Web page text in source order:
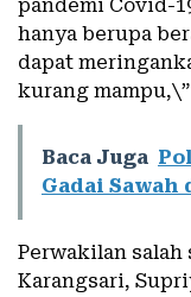
pandemi Covid-
hanya berupa
dapat
kurang
Baca Juga
Gadai Sawah
Perwakilan salah
Karangsari,